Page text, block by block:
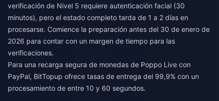
verificación de Nivel 5 requiere autenticación facial (30
minutos), pero el estado completo tarda de 1 a 2 días en
procesarse. Comience la preparación antes del 30 de enero de
2026 para contar con un margen de tiempo para las
verificaciones.
Para una recarga segura de monedas de Poppo Live con
PayPal, BitTopup ofrece tasas de entrega del 99,9% con un
procesamiento de entre 10 y 60 segundos.